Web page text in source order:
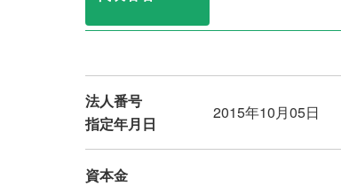
法人番号
指定年月日
2015年10月05日
資本金